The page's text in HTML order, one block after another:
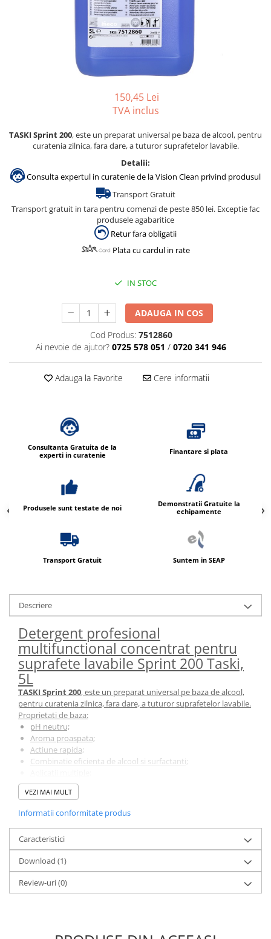
Gama de cosmetice hoteliere
Salvatore Ferragamo
Gama de cosmetice hoteliere Sense
150,45 Lei
TVA inclus
TASKI Sprint 200, este un preparat universal pe baza de alcool, pentru
curatenia zilnica, fara dare, a tuturor suprafetelor lavabile.
Detalii:
Consulta expertul in curatenie de la Vision Clean privind produsul
Transport Gratuit
Transport gratuit in tara pentru comenzi de peste 850 lei. Exceptie fac
produsele agabaritice
Retur fara obligatii
Plata cu cardul in rate
IN STOC
ADAUGA IN COS
Cod Produs: 7512860
Ai nevoie de ajutor? 0725 578 051 / 0720 341 946
Adauga la Favorite Cere informatii
Consultanta Gratuita de la
experti in curatenie
Finantare si plata
Produsele sunt testate de noi
Demonstratii Gratuite la
echipamente
Transport Gratuit Suntem in SEAP
Descriere
Detergent profesional
multifunctional concentrat pentru
suprafete lavabile Sprint 200 Taski,
5L
TASKI Sprint 200, este un preparat universal pe baza de alcool,
pentru curatenia zilnica, fara dare, a tuturor suprafetelor lavabile.
Proprietati de baza:
pH neutru;
Aroma proaspata;
Actiune rapida;
Combinatie eficienta de alcool si surfactanti;
Avantaje:
Sigur in utilizare;
Lasa o aroma placuta si proaspata;
Uscare rapida fara dare;
Foarte economic datorita performantelor de curatare la
dozaje reduse;
Adecvat si pentru aplicarea umeda cu mopul.
VEZI MAI MULT
Informatii conformitate produs
Caracteristici
Download (1)
Review-uri(0)